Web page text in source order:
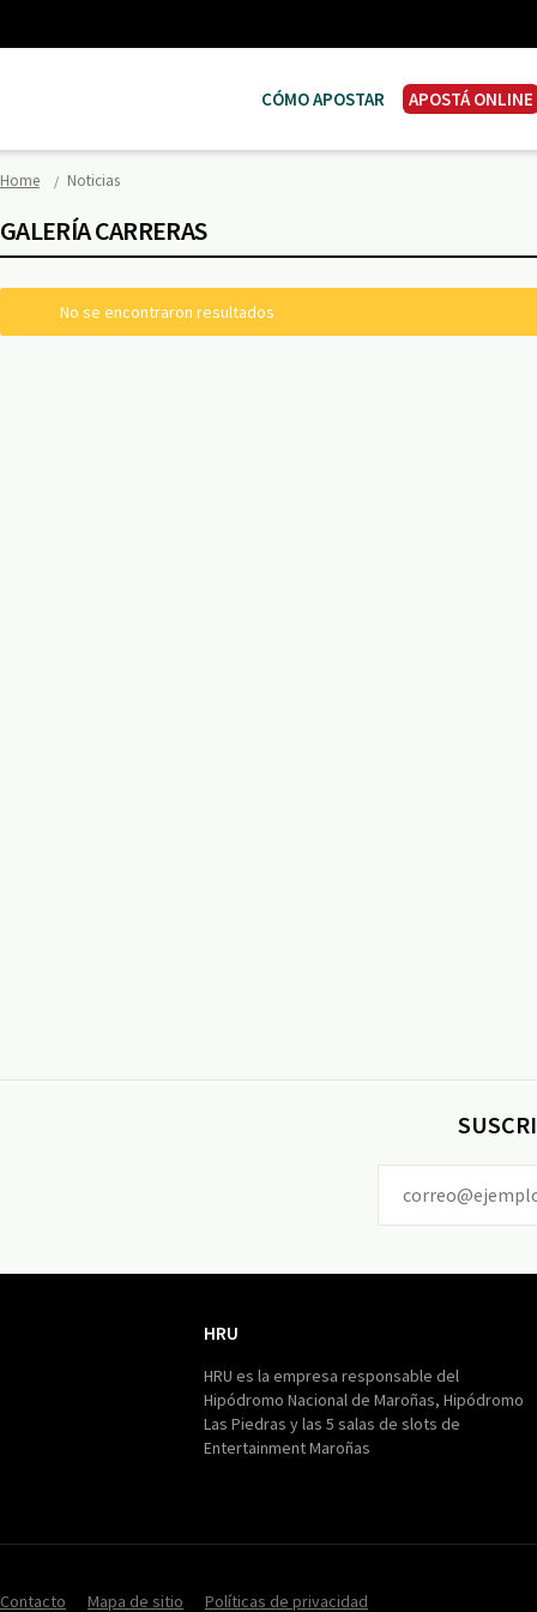
CÓMO APOSTAR APOSTÁ ONLINE
Home Noticias
GALERÍA CARRERAS
No se encontraron resultados
HRU
HRU es la empresa responsable del
Hipódromo Nacional de Maroñas, Hipódromo
Las Piedras y las 5 salas de slots de
Entertainment Maroñas
Contacto Mapa de sitio Políticas de privacidad